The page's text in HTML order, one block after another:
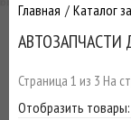
Главная Каталог
АВТОЗАПЧАСТИ
Страница 1 из 3 На
Отобразить товары:
РАСХОДНИКИ,
ЗАПЧАСТИ К
ЗАКАЗУ ЧЕРЕЗ